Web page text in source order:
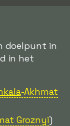
doelpunt in
in het
-Akhmat
Groznyi)